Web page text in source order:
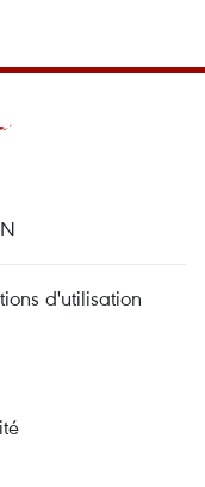
d'utilisation